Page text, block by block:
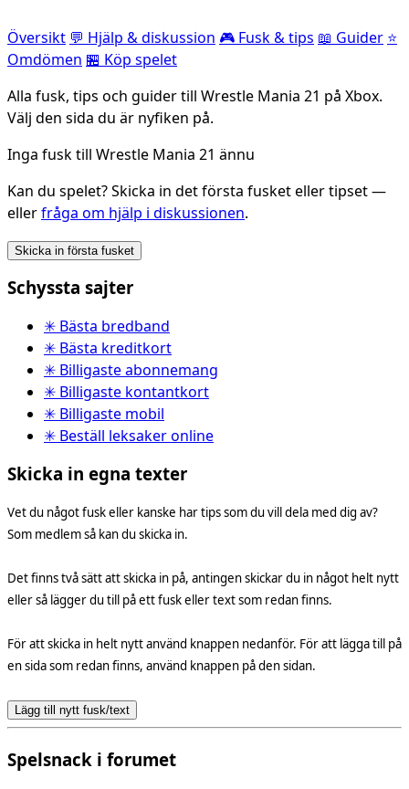
Översikt 💬 Hjälp & diskussion 🎮 Fusk & tips 📖 Guider ⭐
Omdömen 🏪 Köp spelet
Alla fusk, tips och guider till Wrestle Mania 21 på Xbox.
Välj den sida du är nyfiken på.
Inga fusk till Wrestle Mania 21 ännu
Kan du spelet? Skicka in det första fusket eller tipset —
ellerfråga om hjälp i diskussionen.
Skicka in första fusket
Schyssta sajter
✳ Bästa bredband
✳ Bästa kreditkort
✳ Billigaste abonnemang
✳ Billigaste kontantkort
✳ Billigaste mobil
✳ Beställ leksaker online
Skicka in egna texter
Vet du något fusk eller kanske har tips som du vill dela med dig av?
Som medlem så kan du skicka in.
Det finns två sätt att skicka in på, antingen skickar du in något helt nytt
eller så lägger du till på ett fusk eller text som redan finns.
För att skicka in helt nytt använd knappen nedanför. För att lägga till på
en sida som redan finns, använd knappen på den sidan.
Lägg till nytt fusk/text
Spelsnack i forumet